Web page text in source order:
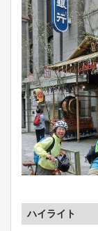
ハイライト